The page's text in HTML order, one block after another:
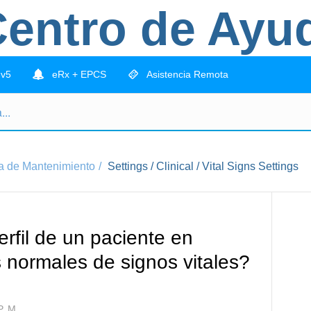
de
eRx + EPCS Asistencia Remota
de Mantenimiento Settings / Clinical / Vital Signs Settings
de un paciente en
de signos vitales?